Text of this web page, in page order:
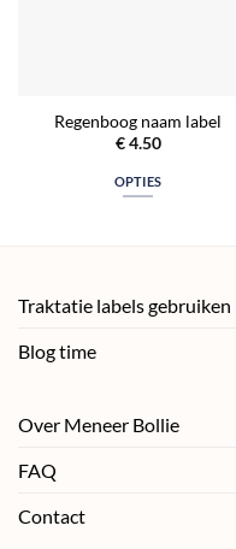
Regenboog naam label
€4.50
OPTIES
Traktatie labels gebruiken
Blog time
Over Meneer Bollie
FAQ
Contact